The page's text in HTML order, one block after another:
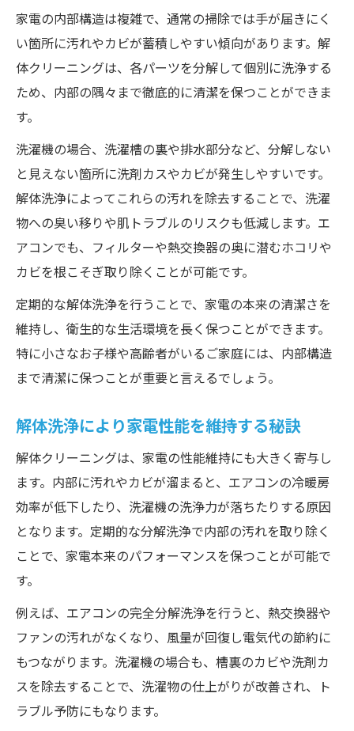
家電の内部構造は複雑で、通常の掃除では手が届きにく
い箇所に汚れやカビが蓄積しやすい傾向があります。解
体クリーニングは、各パーツを分解して個別に洗浄する
ため、内部の隅々まで徹底的に清潔を保つことができま
す。
洗濯機の場合、洗濯槽の裏や排水部分など、分解しない
と見えない箇所に洗剤カスやカビが発生しやすいです。
解体洗浄によってこれらの汚れを除去することで、洗濯
物への臭い移りや肌トラブルのリスクも低減します。エ
アコンでも、フィルターや熱交換器の奥に潜むホコリや
カビを根こそぎ取り除くことが可能です。
定期的な解体洗浄を行うことで、家電の本来の清潔さを
維持し、衛生的な生活環境を長く保つことができます。
特に小さなお子様や高齢者がいるご家庭には、内部構造
まで清潔に保つことが重要と言えるでしょう。
解体洗浄により家電性能を維持する秘訣
解体クリーニングは、家電の性能維持にも大きく寄与し
ます。内部に汚れやカビが溜まると、エアコンの冷暖房
効率が低下したり、洗濯機の洗浄力が落ちたりする原因
となります。定期的な分解洗浄で内部の汚れを取り除く
ことで、家電本来のパフォーマンスを保つことが可能で
す。
例えば、エアコンの完全分解洗浄を行うと、熱交換器や
ファンの汚れがなくなり、風量が回復し電気代の節約に
もつながります。洗濯機の場合も、槽裏のカビや洗剤カ
スを除去することで、洗濯物の仕上がりが改善され、ト
ラブル予防にもなります。